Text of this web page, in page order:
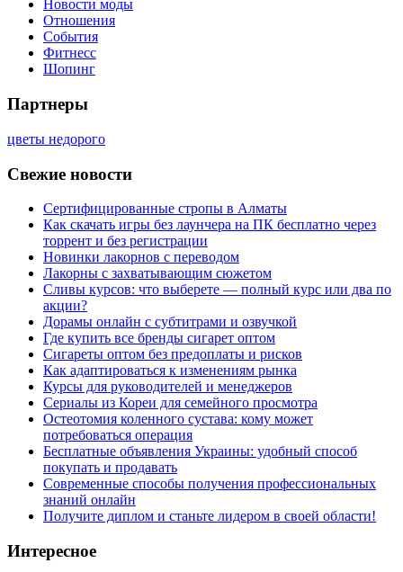
Новости моды
Отношения
События
Фитнесс
Шопинг
Партнеры
цветы недорого
Свежие новости
Сертифицированные стропы в Алматы
Как скачать игры без лаунчера на ПК бесплатно через
торрент и без регистрации
Новинки лакорнов с переводом
Лакорны с захватывающим сюжетом
Сливы курсов: что выберете — полный курс или два по
акции?
Дорамы онлайн с субтитрами и озвучкой
Где купить все бренды сигарет оптом
Сигареты оптом без предоплаты и рисков
Как адаптироваться к изменениям рынка
Курсы для руководителей и менеджеров
Сериалы из Кореи для семейного просмотра
Остеотомия коленного сустава: кому может
потребоваться операция
Бесплатные объявления Украины: удобный способ
покупать и продавать
Современные способы получения профессиональных
знаний онлайн
Получите диплом и станьте лидером в своей области!
Интересное